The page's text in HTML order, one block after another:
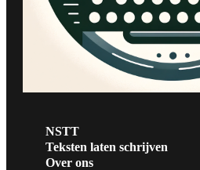
NSTT
Teksten laten schrijven
Over ons